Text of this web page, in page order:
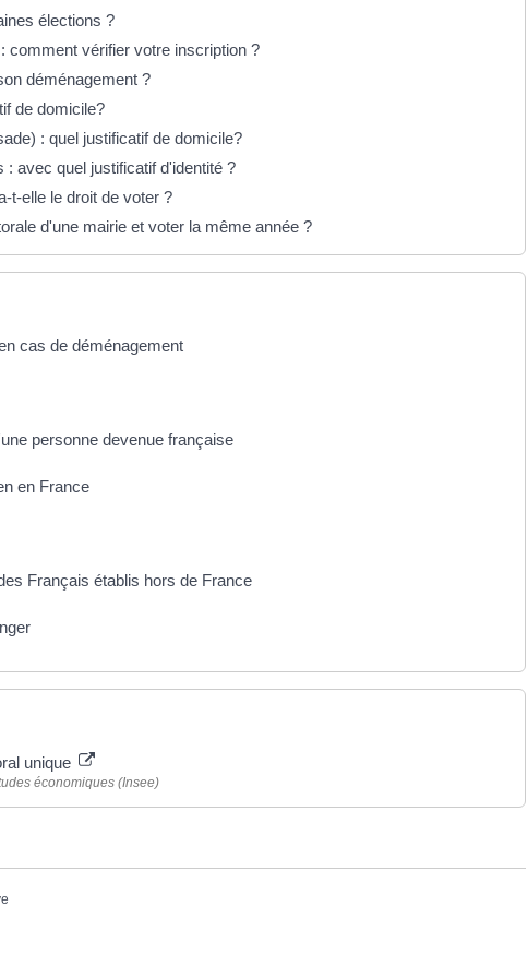
élections ?
comment vérifier votre inscription ?
déménagement ?
de domicile?
: quel justificatif de domicile?
avec quel justificatif d'identité ?
t-elle le droit de voter ?
d'une mairie et voter la même année ?
cas de déménagement
personne devenue française
en France
Français établis hors de France
unique
économiques (Insee)